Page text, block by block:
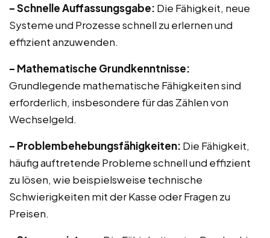
– Schnelle Auffassungsgabe: Die Fähigkeit, neue
Systeme und Prozesse schnell zu erlernen und
effizient anzuwenden.
– Mathematische Grundkenntnisse:
Grundlegende mathematische Fähigkeiten sind
erforderlich, insbesondere für das Zählen von
Wechselgeld.
– Problembehebungsfähigkeiten: Die Fähigkeit,
häufig auftretende Probleme schnell und effizient
zu lösen, wie beispielsweise technische
Schwierigkeiten mit der Kasse oder Fragen zu
Preisen.